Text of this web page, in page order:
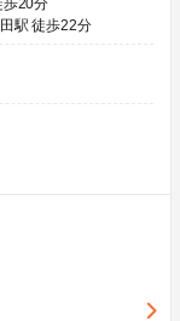
歩20分
駅 徒歩22分